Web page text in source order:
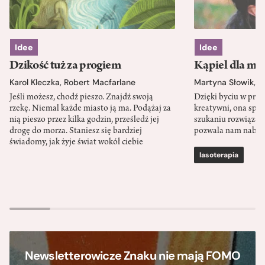
Idee
Dzikość tuż za progiem
Karol Kleczka, Robert Macfarlane
Jeśli możesz, chodź pieszo. Znajdź swoją
rzekę. Niemal każde miasto ją ma. Podążaj za
nią pieszo przez kilka godzin, prześledź jej
drogę do morza. Staniesz się bardziej
świadomy, jak żyje świat wokół ciebie
Idee
Kąpiel dla
Martyna Słowik,
Dzięki byciu w
kreatywni, ona
szukaniu
pozwala nam
lasoterapia
Newsletterowicze Znaku nie mają FOMO